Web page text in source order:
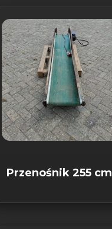
Przenośnik 255 cm